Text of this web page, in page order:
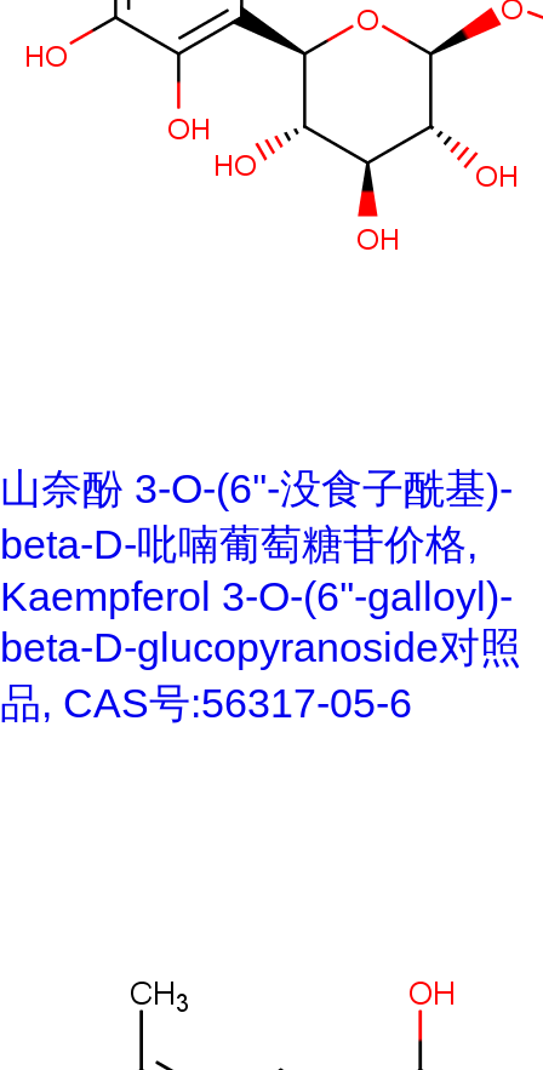
山奈酚 3-O-(6''-没食子酰基)-
beta-D-吡喃葡萄糖苷价格,
Kaempferol 3-O-(6''-galloyl)-
beta-D-glucopyranoside对照
品, CAS号:56317-05-6